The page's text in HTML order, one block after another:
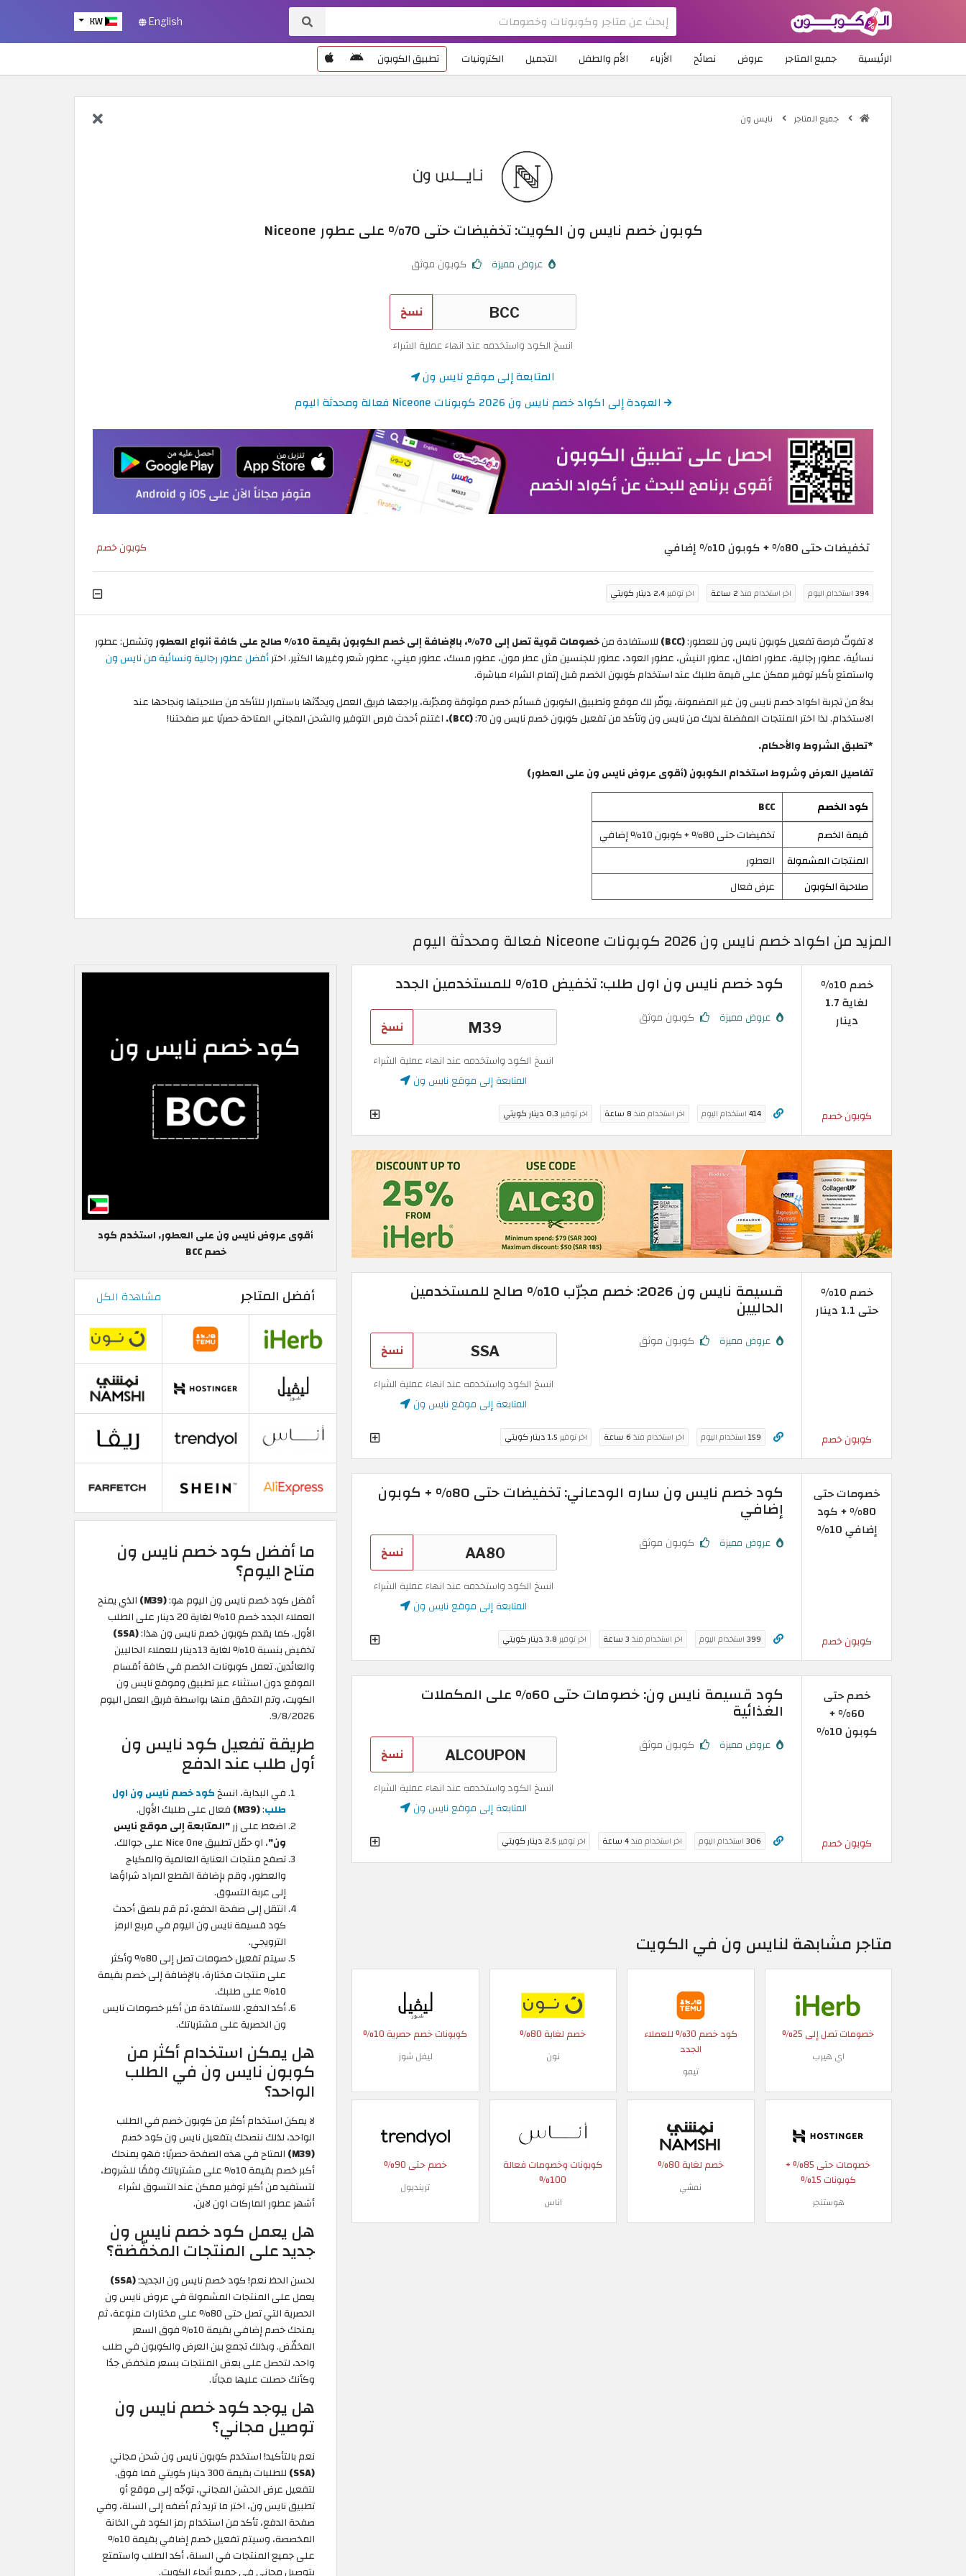
KW English
الرئيسية جميع المتاجر عروض نصائح الأزياء الأم والطفل التجميل الكترونيات تطبيق الكوبون
جميع المتاجر نايس ون
كوبون خصم نايس ون الكويت: تخفيضات حتى 70% على عطور Niceone
عروض مميزة كوبون موثق
نسخ
انسخ الكود واستخدمه عند انهاء عملية الشراء
المتابعة إلى موقع نايس ون
العودة إلى اكواد خصم نايس ون 2026 كوبونات Niceone فعالة ومحدثة اليوم
تخفيضات حتى 80% + كوبون 10% إضافي كوبون خصم
394استخدام اليوم اخر استخدام منذ2 ساعة اخر توفير2.4 دينار كويتي
لا تفوتّ فرصة تفعيل كوبون نايس ون للعطور:(BCC) للاستفادة منخصومات قوية تصل إلى 70%، بالإضافة إلى خصم الكوبون بقيمة 10% صالح على كافة أنواع العطور
وتشمل: عطور
نسائية، عطور رجالية، عطور اطفال، عطور النيش، عطور العود، عطور للجنسين مثل عطر مون، عطور مسك، عطور ميني، عطور شعر وغيرها الكثير. اخترأفضل عطور رجالية ونسائية من نايس ون
واستمتع بأكبر توفير ممكن على قيمة طلبك عند استخدام كوبون الخصم قبل إتمام الشراء مباشرة.
بدلاً من تجربة اكواد خصم نايس ون غير المضمونة، يوفّر لك موقع وتطبيق الكوبون قسائم خصم موثوقة ومجرّبة، يراجعها فريق العمل ويحدّثها باستمرار للتأكد من صلاحيتها ونجاحها عند
الاستخدام. لذا اختر المنتجات المفضلة لديك من نايس ون وتأكد من تفعيل كوبون خصم نايس ون 70:
(BCC).
اغتنم أحدث فرص التوفير والشحن المجاني المتاحة حصريًا عبر صفحتنا!
*تطبق الشروط والأحكام.
تفاصيل العرض وشروط استخدام الكوبون (أقوى عروض نايس ون على العطور)
كود الخصم
BCC
قيمة الخصم
تخفيضات حتى 80% + كوبون 10% إضافي
المنتجات المشمولة
العطور
صلاحية الكوبون
عرض فعال
المزيد من اكواد خصم نايس ون 2026 كوبونات Niceone فعالة ومحدثة اليوم
خصم 10%
لغاية 1.7
دينار
كوبون خصم
كود خصم نايس ون اول طلب: تخفيض 10% للمستخدمين الجدد
عروض مميزة كوبون موثق نسخ
انسخ الكود واستخدمه عند انهاء عملية الشراء
المتابعة إلى موقع نايس ون
414استخدام اليوم اخر استخدام منذ8 ساعة اخر توفير0.3 دينار كويتي
خصم 10%
حتى 1.1 دينار
كوبون خصم
قسيمة نايس ون 2026: خصم مجرّب 10% صالح للمستخدمين
الحاليين
عروض مميزة كوبون موثق نسخ
انسخ الكود واستخدمه عند انهاء عملية الشراء
المتابعة إلى موقع نايس ون
159استخدام اليوم اخر استخدام منذ6 ساعة اخر توفير1.5 دينار كويتي
خصومات حتى
80% + كود
إضافي 10%
كوبون خصم
كود خصم نايس ون ساره الودعاني: تخفيضات حتى 80% + كوبون
إضافي
عروض مميزة كوبون موثق نسخ
انسخ الكود واستخدمه عند انهاء عملية الشراء
المتابعة إلى موقع نايس ون
399استخدام اليوم اخر استخدام منذ3 ساعة اخر توفير3.8 دينار كويتي
خصم حتى
60% +
كوبون 10%
كوبون خصم
كود قسيمة نايس ون: خصومات حتى 60% على المكملات
الغذائية
عروض مميزة كوبون موثق نسخ
انسخ الكود واستخدمه عند انهاء عملية الشراء
المتابعة إلى موقع نايس ون
306استخدام اليوم اخر استخدام منذ4 ساعة اخر توفير2.5 دينار كويتي
متاجر مشابهة لنايس ون في الكويت
خصومات تصل إلى 25%
اي هيرب
كود خصم 30% للعملاء
الجدد
تيمو
خصم لغاية 80%
نون
كوبونات خصم حصرية 10%
ليفل شوز
خصومات حتى 85% +
كوبونات 15%
هوستنجر
خصم لغاية 80%
نمشي
كوبونات وخصومات فعالة
100%
اناس
خصم حتى 90%
ترينديول
أقوى عروض نايس ون على العطور, استخدم كود
خصم BCC
أفضل المتاجر مشاهدة الكل
ما أفضل كود خصم نايس ون
متاح اليوم؟
أفضل كود خصم نايس ون اليوم هو:(M39)
الذي يمنح
العملاء الجدد خصم 10% لغاية 20 دينار على الطلب
الأول. كما يقدم كوبون خصم نايس ون هذا:(SSA)
تخفيض بنسبة 10% لغاية 13دينار للعملاء الحاليين
والعائدين. تعمل كوبونات الخصم في كافة أقسام
الموقع دون استثناء عبر تطبيق وموقع نايس ون
الكويت، وتم التحقق منها بواسطة فريق العمل اليوم
9/8/2026.
طريقة تفعيل كود نايس ون
أول طلب عند الدفع
في البداية، انسخكود خصم نايس ون اول
طلب:
(M39)
فعال على طلبك الأول.
اضغط على زر"المتابعة إلى موقع نايس
ون"، او حمّل تطبيق Nice One على جوالك.
تصفح منتجات العناية العالمية والمكياج
والعطور، وقم بإضافة القطع المراد شراؤها
إلى عربة التسوق.
انتقل إلى صفحة الدفع، ثم قم بلصق أحدث
كود قسيمة نايس ون اليوم في مربع الرمز
الترويجي.
سيتم تفعيل خصومات تصل إلى 80% وأكثر
على منتجات مختارة، بالإضافة إلى خصم بقيمة
10% على طلبك.
أكد الدفع، للاستفادة من أكبر خصومات نايس
ون الحصرية على مشترياتك.
هل يمكن استخدام أكثر من
كوبون نايس ون في الطلب
الواحد؟
لا يمكن استخدام أكثر من كوبون خصم في الطلب
الواحد، لذلك ننصحك بتفعيل نايس ون كود خصم
(M39)
المتاح في هذه الصفحة حصريًا؛ فهو يمنحك
أكبر خصم بقيمة 10% على مشترياتك وفقًا للشروط،
لتستفيد من أكبر توفير ممكن عند التسوق لشراء
أشهر عطور الماركات اون لاين.
هل يعمل كود خصم نايس ون
جديد على المنتجات المخفّضة؟
لحسن الحظ نعم! كود خصم نايس ون الجديد:(SSA)
يعمل على المنتجات المشمولة في عروض نايس ون
الحصرية التي تصل حتى 80% على مختارات منوعة، ثم
يمنحك خصم إضافي بقيمة 10% فوق السعر
المخفّض. وبذلك تجمع بين العرض والكوبون في طلب
واحد، لتحصل على بعض المنتجات بسعر منخفض جدًا
وكأنك حصلت عليها مجانًا.
هل يوجد كود خصم نايس ون
توصيل مجاني؟
نعم بالتأكيد! استخدم كوبون نايس ون شحن مجاني
(SSA)
للطلبات بقيمة 300 دينار كويتي فما فوق.
لتفعيل عرض الحشن المجاني، توجّه إلى موقع أو
تطبيق نايس ون، اختر ما تريد ثم أضفه إلى السلة، وفي
صفحة الدفع، تأكد من استخدام رمز الكود في الخانة
المخصصة، وسيتم تفعيل خصم إضافي بقيمة 10%
على جميع المنتجات في السلة، أكد الطلب واستمتع
بتوصيل مجاني في جميع أنحاء الكويت.